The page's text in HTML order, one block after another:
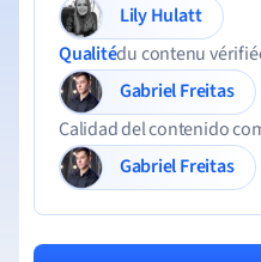
Lily Hulatt
Qualitédu contenu
Gabriel Freitas
Calidad del contenido
Gabriel Freitas